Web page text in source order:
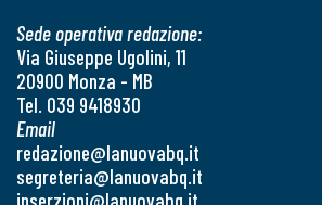
Sede operativa redazione:
Via Giuseppe Ugolini, 11
20900 Monza - MB
Tel. 039 9418930
Email
redazione@lanuovabq.it
segreteria@lanuovabq.it